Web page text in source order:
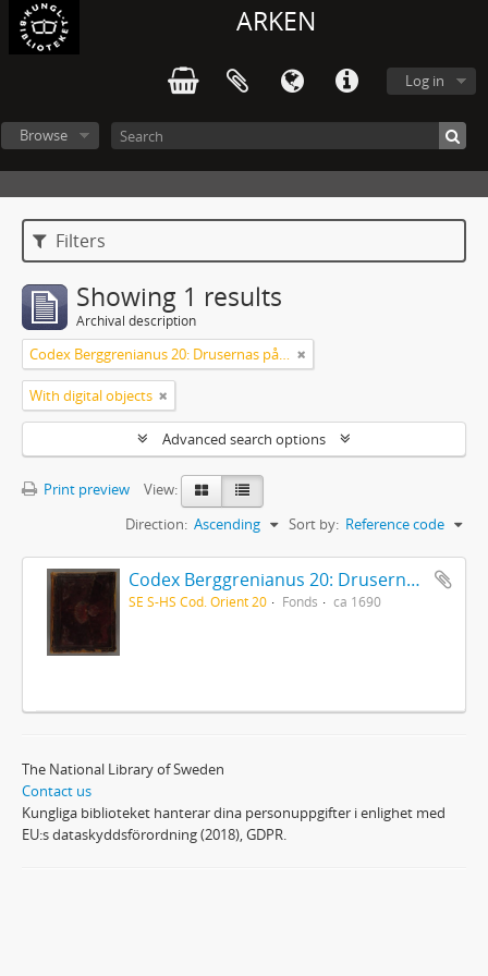
ARKEN
Log in
Browse
Filters
Showing 1 results
Archival description
Codex Berggrenianus 20: Drusernas på Libanon heliga bok
With digital objects
Advanced search options
Print preview
View:
Sort by: Reference code
Direction: Ascending
Codex Berggrenianus 20: Drusernas på Libanon heliga bok
SE S-HS Cod. Orient 20 Fonds ca 1690
The National Library of Sweden
Contact us
Kungliga biblioteket hanterar dina personuppgifter i enlighet med
EU:s dataskyddsförordning (2018), GDPR.